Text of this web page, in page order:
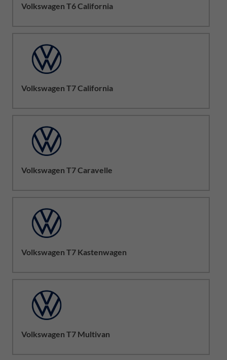
Volkswagen T6 California
Volkswagen T7 California
Volkswagen T7 Caravelle
Volkswagen T7 Kastenwagen
Volkswagen T7 Multivan